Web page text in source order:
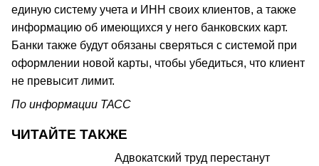
единую систему учета и ИНН своих клиентов, а также
информацию об имеющихся у него банковских карт.
Банки также будут обязаны сверяться с системой при
оформлении новой карты, чтобы убедиться, что клиент
не превысит лимит.
По информации ТАСС
ЧИТАЙТЕ ТАКЖЕ
Адвокатский труд перестанут